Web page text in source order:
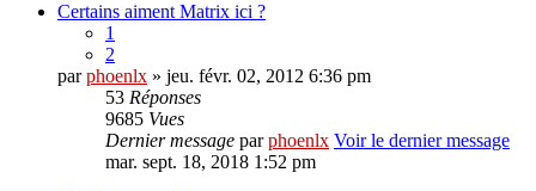
Certains aiment Matrix ici ?
1
2
parphoenlx » jeu. févr. 02, 2012 6:36 pm
53 Réponses
9685 Vues
Dernier message parphoenlx Voir le dernier message
mar. sept. 18, 2018 1:52 pm